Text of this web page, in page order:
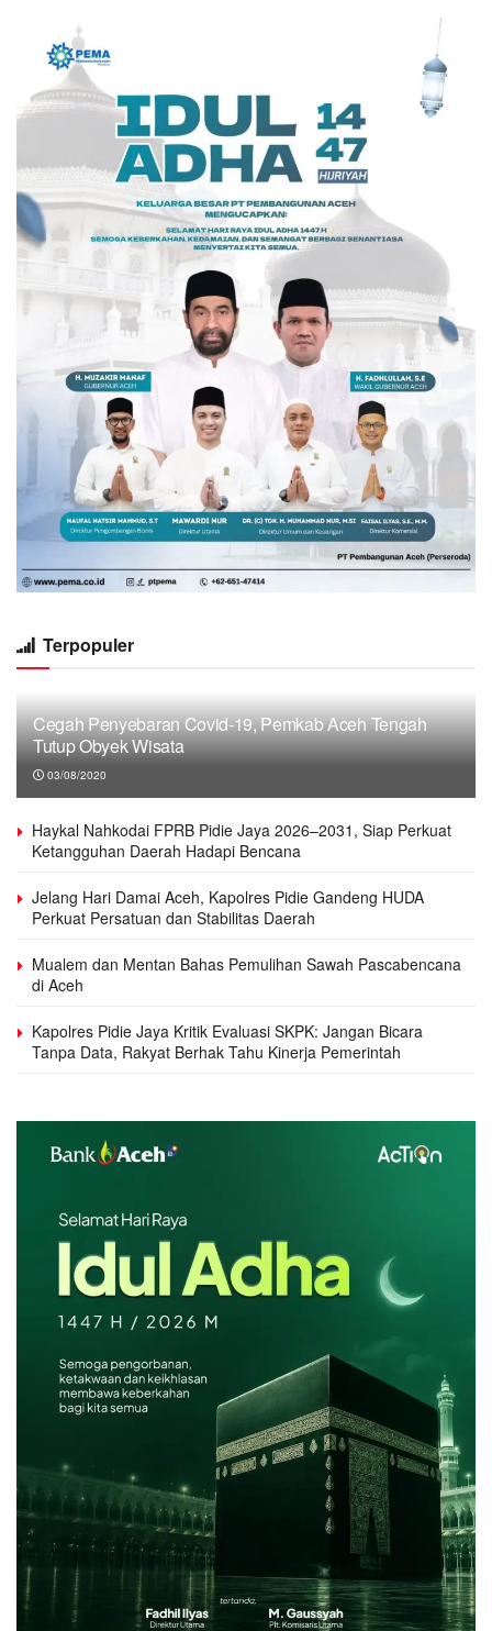
Terpopuler
Cegah Penyebaran Covid-19, Pemkab Aceh Tengah
Tutup Obyek Wisata
03/08/2020
Haykal Nahkodai FPRB Pidie Jaya 2026–2031, Siap Perkuat
Ketangguhan Daerah Hadapi Bencana
Jelang Hari Damai Aceh, Kapolres Pidie Gandeng HUDA
Perkuat Persatuan dan Stabilitas Daerah
Mualem dan Mentan Bahas Pemulihan Sawah Pascabencana
di Aceh
Kapolres Pidie Jaya Kritik Evaluasi SKPK: Jangan Bicara
Tanpa Data, Rakyat Berhak Tahu Kinerja Pemerintah